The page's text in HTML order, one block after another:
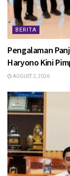
BERITA
Pengalaman
Haryono Kini
AUGUST 2, 2026